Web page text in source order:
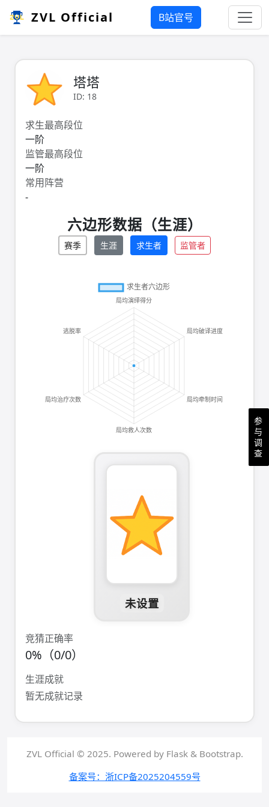
ZVL Official B站官号
塔塔
ID: 18
求生最高段位
一阶
监管最高段位
一阶
常用阵营
-
六边形数据（生涯）
赛季 生涯 求生者 监管者
未设置
竞猜正确率
0%（0/0）
生涯成就
暂无成就记录
ZVL Official © 2025. Powered by Flask & Bootstrap.
备案号：浙ICP备2025204559号
参
与
调
查